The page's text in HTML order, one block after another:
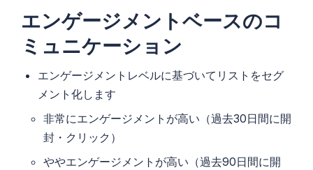
エンゲージメントベースのコ
ミュニケーション
エンゲージメントレベルに基づいてリストをセグ
メント化します
非常にエンゲージメントが高い（過去30日間に開
封・クリック）
ややエンゲージメントが高い（過去90日間に開